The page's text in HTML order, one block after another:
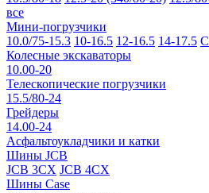
все
Мини-погрузчики
10.0/75-15.3 10-16.5 12-16.5 14-17.5
Колесные экскаваторы
10.00-20
Телескопические погрузчики
15.5/80-24
Грейдеры
14.00-24
Асфальтоукладчики и катки
Шины JCB
JCB 3CX JCB 4CX
Шины Case